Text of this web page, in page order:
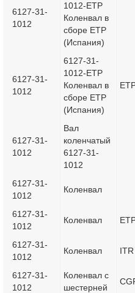
6127-31-
1012
1012-ETP
Коленвал в
сборе ETP
(Испания)
6127-31-
1012
6127-31-
1012-ETP
Коленвал в
сборе ETP
(Испания)
6127-31-
1012
Вал
коленчатый
6127-31-
1012
6127-31-
1012
Коленвал
6127-31-
1012
Коленвал
6127-31-
1012
Коленвал ITR
6127-31-
1012
Коленвал с
шестерней